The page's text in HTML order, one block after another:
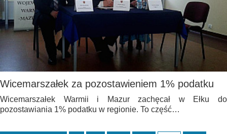
Wicemarszałek za pozostawieniem 1% podatku
Wicemarszałek Warmii i Mazur zachęcał w Ełku do
pozostawiania 1% podatku w regionie. To część…